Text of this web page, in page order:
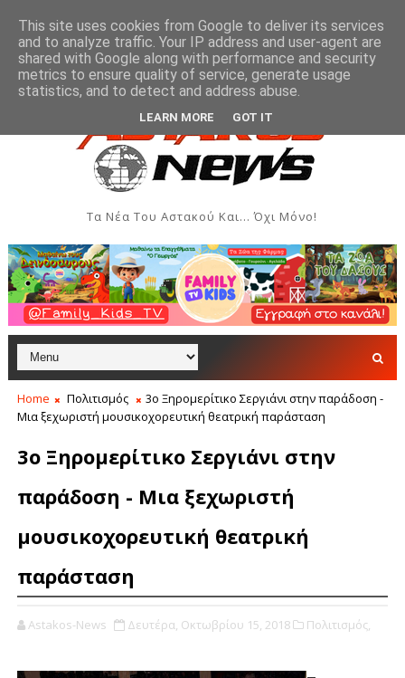
Ιονίου στον Αστακό ΠΟΛΙΤΙΣΜΌΣ Σήμερα η Έκθεση
Τα Νέα Του Αστακού Και... Όχι Μόνο!
Home Πολιτισμός
3ο Ξηρομερίτικο Σεργιάνι στην παράδοση -
Μια ξεχωριστή μουσικοχορευτική θεατρική παράσταση
3ο Ξηρομερίτικο Σεργιάνι στην
παράδοση - Μια ξεχωριστή
μουσικοχορευτική θεατρική
παράσταση
Astakos-News Δευτέρα, Οκτωβρίου 15, 2018 Πολιτισμός,
This site uses cookies from Google to deliver its services
and to analyze traffic. Your IP address and user-agent are
shared with Google along with performance and security
metrics to ensure quality of service, generate usage
statistics, and to detect and address abuse.
LEARN MORE GOT IT